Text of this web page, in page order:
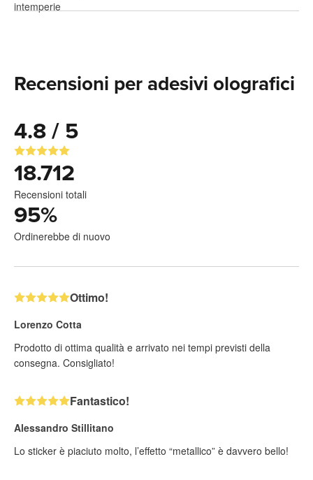
Recensioni per adesivi olografici
4.8 / 5
18.712
Recensioni totali
95%
Ordinerebbe di nuovo
Ottimo!
Lorenzo Cotta
Prodotto di ottima qualità e arrivato nei tempi previsti della
consegna. Consigliato!
Fantastico!
Alessandro Stillitano
Lo sticker è piaciuto molto, l’effetto “metallico” è davvero bello!